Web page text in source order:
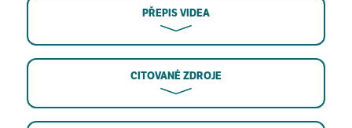
PŘEPIS VIDEA
CITOVANÉ ZDROJE